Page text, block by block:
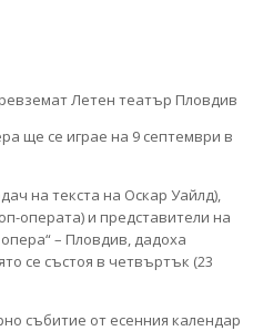
ще се играе на 9 септември в
на текста на Оскар Уайлд),
операта) и представители на
– Пловдив, дадоха
се състоя в четвъртък (23
събитие от есенния календар